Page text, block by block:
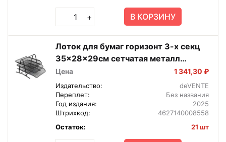
+ В КОРЗИНУ
Лоток для бумаг горизонт 3-x секц
35x28x29см сетчатая металл
Черный 3101703
Цена 1 341,30 ₽
Издательство:
deVENTE
Переплет:
Без названия
Год издания:
2025
Штрихкод:
4627140008558
Остаток:
21 шт